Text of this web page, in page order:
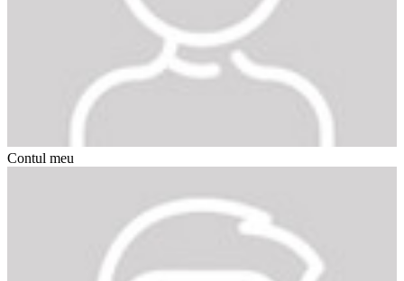
Contul meu